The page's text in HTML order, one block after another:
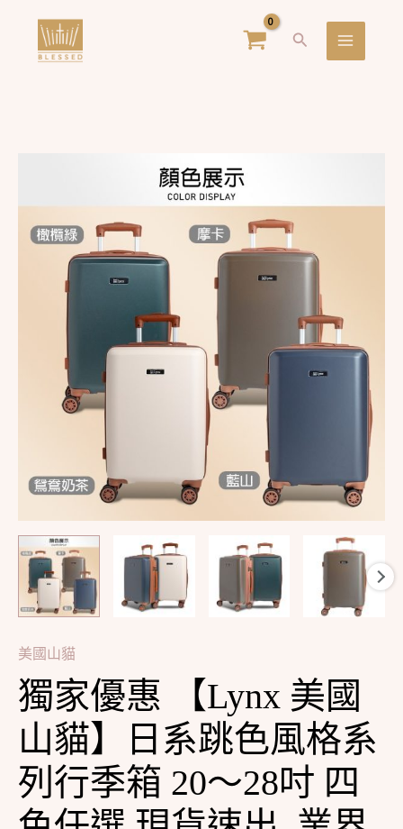
搜
Main
Menu
美國山貓
獨家優惠 【Lynx 美國
山貓】日系跳色風格系
列行季箱 20～28吋 四
惠
色
格
系
列
行
箱
20
～
吋
四
色